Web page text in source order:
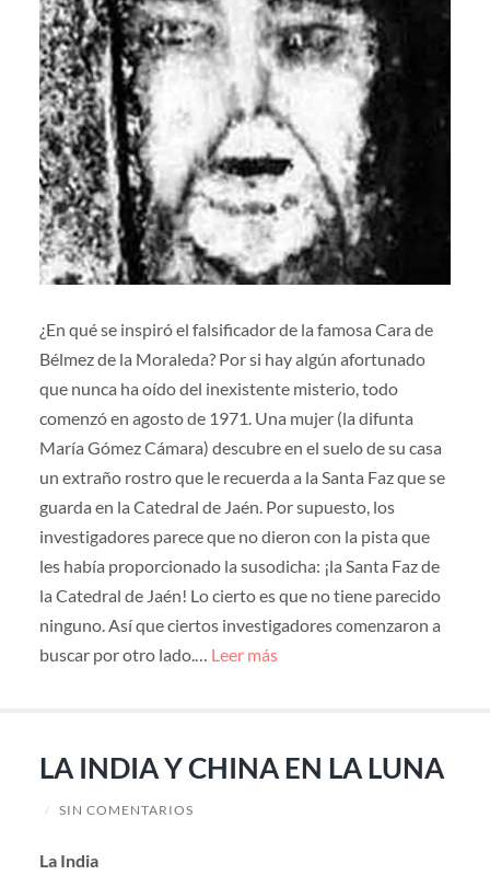
¿En qué se inspiró el falsificador de la famosa Cara de
Bélmez de la Moraleda? Por si hay algún afortunado
que nunca ha oído del inexistente misterio, todo
comenzó en agosto de 1971. Una mujer (la difunta
María Gómez Cámara) descubre en el suelo de su casa
un extraño rostro que le recuerda a la Santa Faz que se
guarda en la Catedral de Jaén. Por supuesto, los
investigadores parece que no dieron con la pista que
les había proporcionado la susodicha: ¡la Santa Faz de
la Catedral de Jaén! Lo cierto es que no tiene parecido
ninguno. Así que ciertos investigadores comenzaron a
buscar por otro lado.… Leer más
LA INDIA Y CHINA EN LA LUNA
/ SIN COMENTARIOS
La India